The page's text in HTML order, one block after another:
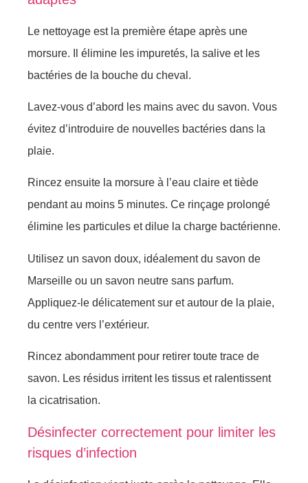
Le nettoyage est la première étape après une
morsure. Il élimine les impuretés, la salive et les
bactéries de la bouche du cheval.
Lavez-vous d’abord les mains avec du savon. Vous
évitez d’introduire de nouvelles bactéries dans la
plaie.
Rincez ensuite la morsure à l’eau claire et tiède
pendant au moins 5 minutes. Ce rinçage prolongé
élimine les particules et dilue la charge bactérienne.
Utilisez un savon doux, idéalement du savon de
Marseille ou un savon neutre sans parfum.
Appliquez-le délicatement sur et autour de la plaie,
du centre vers l’extérieur.
Rincez abondamment pour retirer toute trace de
savon. Les résidus irritent les tissus et ralentissent
la cicatrisation.
Désinfecter correctement pour limiter les
risques d’infection